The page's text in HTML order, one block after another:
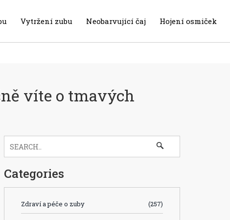
Vytržení zubu Neobarvující čaj Hojení osmiček
víte o tmavých
Categories
Zdraví a péče o zuby (257)